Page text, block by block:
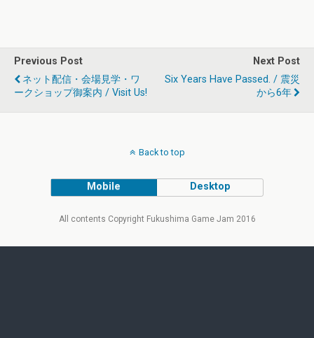
Previous Post
ネット配信・会場見学・ワ
ークショップ御案内 / Visit Us!
Next Post
Six Years Have Passed. / 震災
から6年
Back to top
Mobile Desktop
All contents Copyright Fukushima Game Jam 2016